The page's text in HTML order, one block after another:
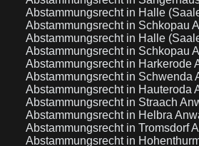
Abstammungsrecht in Halle
Abstammungsrecht in Schkopau
Abstammungsrecht in Halle
Abstammungsrecht in Schkopau
Abstammungsrecht in Harkerode
Abstammungsrecht in Schwenda
Abstammungsrecht in Hauteroda
Abstammungsrecht in Straach
Abstammungsrecht in Helbra
Abstammungsrecht in Tromsdorf
Abstammungsrecht in